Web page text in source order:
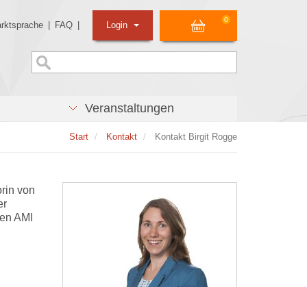
FAQ
0
Login
Veranstaltungen
Start Kontakt Kontakt Birgit Rogge
von
AMI